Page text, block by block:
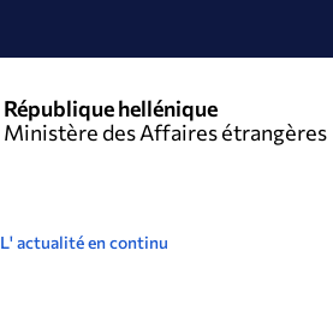
République hellénique
Ministère des Affaires étrangères
L' actualité en continu